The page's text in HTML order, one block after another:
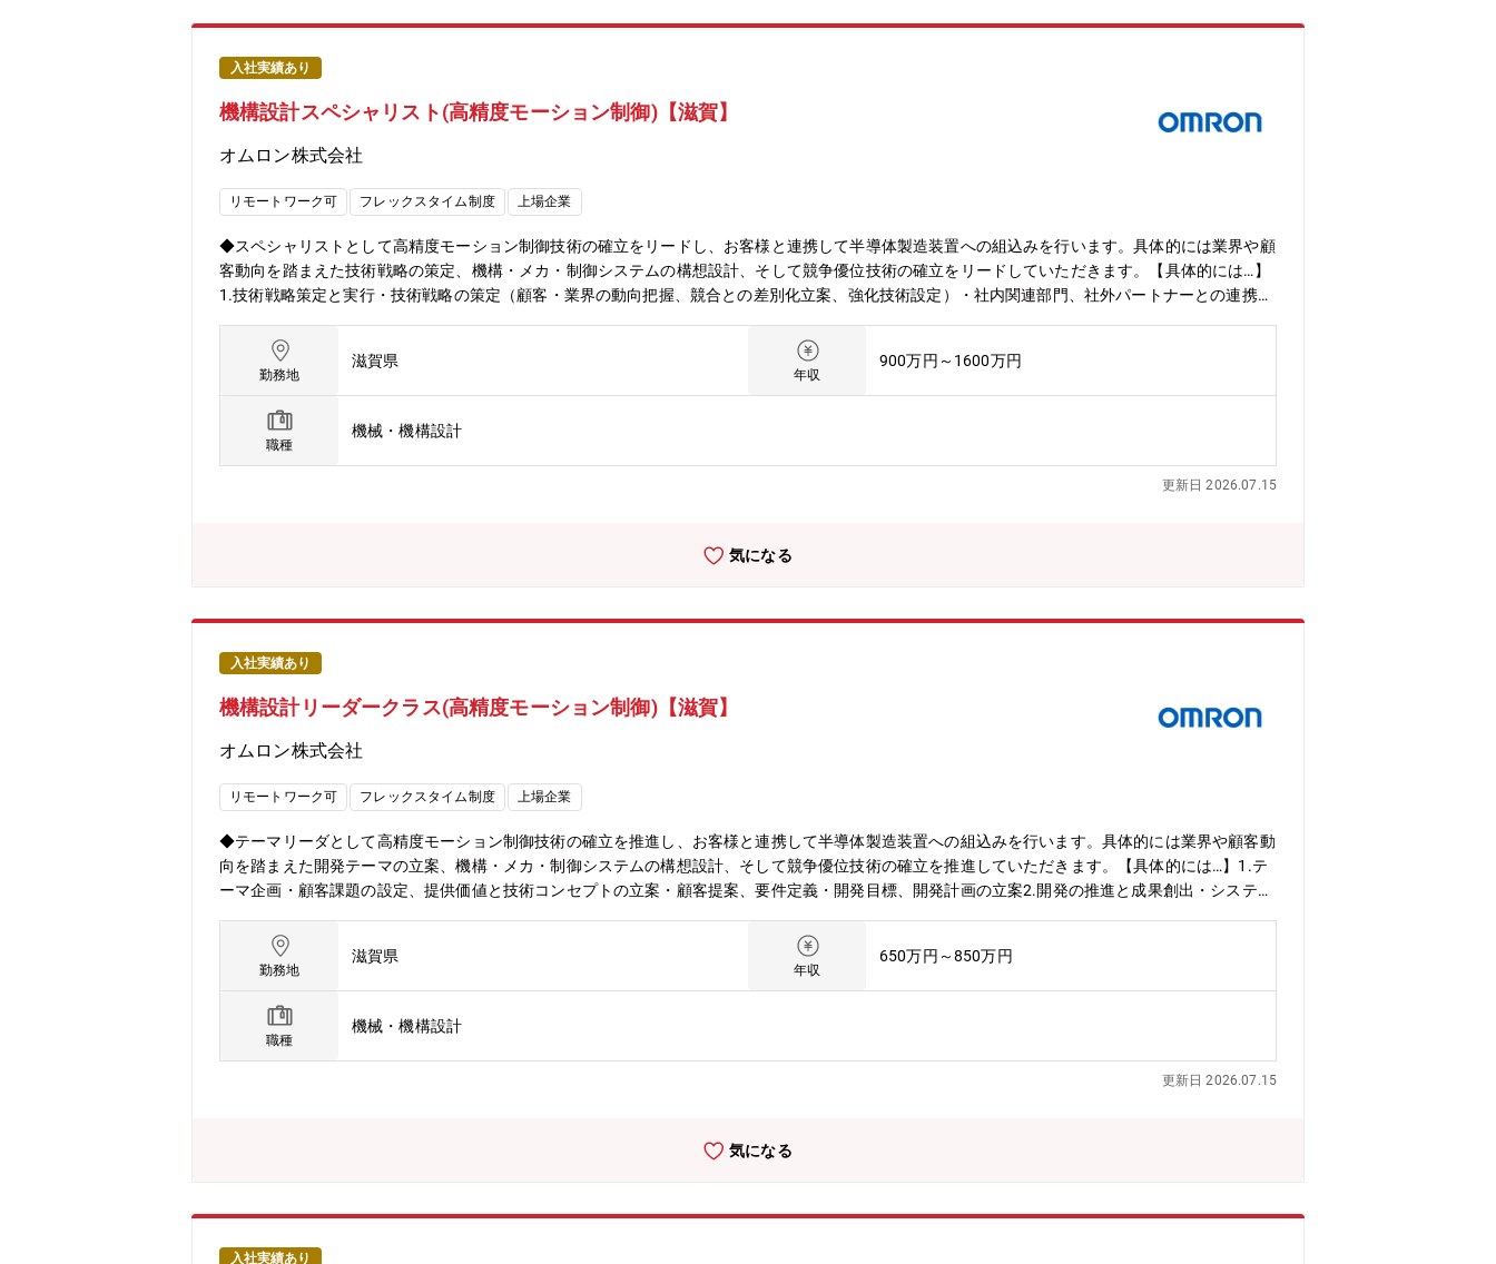
いて、技術と顧客をプロダクトデザイン（ハード・UIUX）でつなぐ■製造現場に欠かせない機能と使いやすさを形にするプロダクトデザインに関われ
ーズに関われる部門長と連携しながらプロダクトデザイン（ハード・UIUX）を通じた経営への貢献や、そのための組織強化に携わる【働き方】■在宅
進展を背景に、工場の自動化や高度化が急速に進んでいます。センサーやロボット、ソフトウェアなど多くの技術が連携し、工場は一つの大きなシス
テムとして進化しています。オムロンの制御機器事業は、幅広い製品ラインナップとセンシング・制御技術を組み合わせることで、工場全体の課題解
決に貢献しています。また、経営としてデザインの力を重視しており、デザイン経営の実践を通じた事業拡大を推進しています。
入社実績あり
機構設計スペシャリスト(高精度モーション制御)【滋賀】
オムロン株式会社
リモートワーク可 フレックスタイム制度 上場企業
◆スペシャリストとして高精度モーション制御技術の確立をリードし、お客様と連携して半導体製造装置への組込みを行います。具体的には業界や顧
客動向を踏まえた技術戦略の策定、機構・メカ・制御システムの構想設計、そして競争優位技術の確立をリードしていただきます。【具体的には…】
1.技術戦略策定と実行・技術戦略の策定（顧客・業界の動向把握、競合との差別化立案、強化技術設定）・社内関連部門、社外パートナーとの連携立
要件定義、装置への組込みにおける顧客要求とのすり合わせ3.開発テーマの技術リード、レビュー・メカ・機構がキー要素となる複数のシステム開発
テーマの技術リード、レビュー・開発テーマにおける技術課題解決の方針決定、設計のレビュー4.人財育成・メカ・機構を中心とした技術スキル獲
得・技術力向上の方針・育成計画の策定・開発テーマを通じた技術指導、スキルの伝承【期待する成果】■モーションコントローラや制御アルゴリズ
ムの技術を保有していますが、メカ機構と制御をシステムを構想段階から構築する技術について強化が必要な状態です。短期的には機構設計・メカ設
計の専門性を基にシステム全体を構想し開発方向性について顧客提案や整合を行い、具体的な技術課題解決をリードいただく事を期待しています。ま
た、中長期的には技術戦略の策定と人財の強化を進め、競争優位の基盤を確立する必要があります。業界や顧客の動向、競合の状況、パートナとの連
携を考慮し、自社が取るべき戦略を描きマネジメントグループでの議論を通じて具体化し、実行しに移していく事を期待しています。顧客との具体的
ゲットとして事業戦略策定と技術構築を行っています。とりわけ先端半導体領域では、今後更なる微細化に対応するための装置の自律的な制御、新た
ため、従来とは一線を画したモノづくりや制御技術革新を成し遂げるべく、新たな組織を立ち上げました。本募集では、上記の中でも次世代ボンディ
る技術革新のチャレンジを楽しみ、それをやりがいと感じてくれる方のご参画を心よりお待ちしております。【部・チームの業務概要】■SIC 技術
の具体化、技術課題の明確化を進めてきましたが、今後は顧客提案と共同開発を通して具体的な技術確立をと進めていきます。【組織のミッション】
■半導体業界で進む大きな変化点として微細化、3D化、地産地消化を事業機会として捉え次の6つの技術領域で技術革新を進めていきます。①高度プ
ロセスセンシング、②高度プロセス制御、③高精度加工制御、④高度検査技術、⑤地上搬送技術、⑥DXデータプラットフォーム■配属後はスペシャリ
ストとして①～⑥の技術領域に対して専門性を軸に、開発テーマを技術面からリードしていただきます。特に③高精度加工制御の技術領域について
は、機構・メカ設計の専門性とコントローラや制御と組合わせたシステム設計の専門性を活かし、高精度モーション制御技術の確立をリードしていた
だきます。
勤務地
滋賀県
年収
900万円～1600万円
職種
機械・機構設計
更新日 2026.07.15
気になる
入社実績あり
機構設計リーダークラス(高精度モーション制御)【滋賀】
オムロン株式会社
リモートワーク可 フレックスタイム制度 上場企業
◆テーマリーダとして高精度モーション制御技術の確立を推進し、お客様と連携して半導体製造装置への組込みを行います。具体的には業界や顧客動
向を踏まえた開発テーマの立案、機構・メカ・制御システムの構想設計、そして競争優位技術の確立を推進していただきます。【具体的には…】1.テ
ーマ企画・顧客課題の設定、提供価値と技術コンセプトの立案・顧客提案、要件定義・開発目標、開発計画の立案2.開発の推進と成果創出・システム
価、課題対策3.テーママネジメント・テーマ全体の進捗・課題・リスク管理・テーマ推進を通じた、開発メンバの牽引・育成【期待する成果】■モー
ションコントローラや制御アルゴリズムの技術を保有していますが、メカ機構と制御をシステムを構想段階から構築する技術について強化が必要な状
態です。開発テーマリーダとして、機構設計・メカ設計の専門性を基にシステム全体を構想し、顧客との対話を通じて要件を定義し、開発テーマとし
て具体化していくことを期待しています。また、構想設計に留まらず、詳細設計、試作、評価、改善といった一連の開発プロセスに主体的に関わるこ
とで、メカ・制御・システムを横断した設計力を磨き、技術者としてのスキルを高めていく事を期待しています。顧客と具体的な開発を進める中で、
開発メンバーや自らの発想・考えを積極的に織り込みながら技術を社会実装し、試行錯誤そのものを楽しみつつ、次の展開につながる技術やアイデア
へと発展させていく姿勢を期待しています。【募集背景】■セミコンダクタ＆インキュベーションセンタ（以降、SIC）は2025年4月に新設された部門
きな革新が求められます。一方で、FA業界での制御進化を考えると、従来の延長線上での進化では上記の業界進化に追従する事が難しい状況です。
の半導体業界を創造する技術革新のチャレンジを楽しみ、それをやりがいと感じてくれる方のご参画を【部・チームの業務概要】■SIC 技術部：14人
勤務地
滋賀県
年収
650万円～850万円
職種
機械・機構設計
更新日 2026.07.15
気になる
入社実績あり